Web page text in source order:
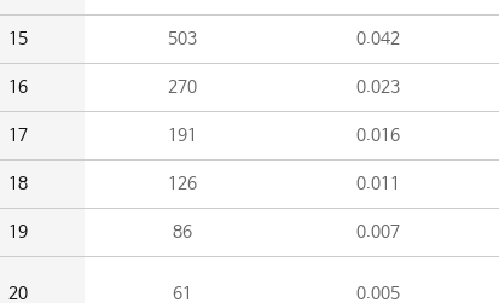
15 503 0.042
16 270 0.023
17 191 0.016
18 126 0.011
19 86 0.007
20 61 0.005